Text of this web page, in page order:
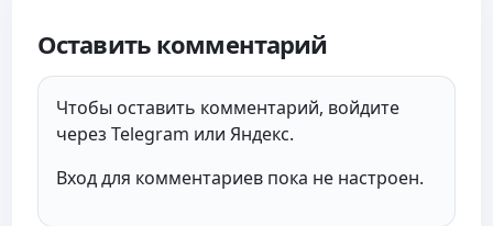
Оставить комментарий
Чтобы оставить комментарий, войдите
через Telegram или Яндекс.
Вход для комментариев пока не настроен.